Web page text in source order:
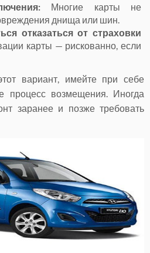
Многие карты не
днища или шин.
отказаться от страховки
карты — рискованно, если
вариант, имейте при себе
процесс возмещения. Иногда
заранее и позже требовать